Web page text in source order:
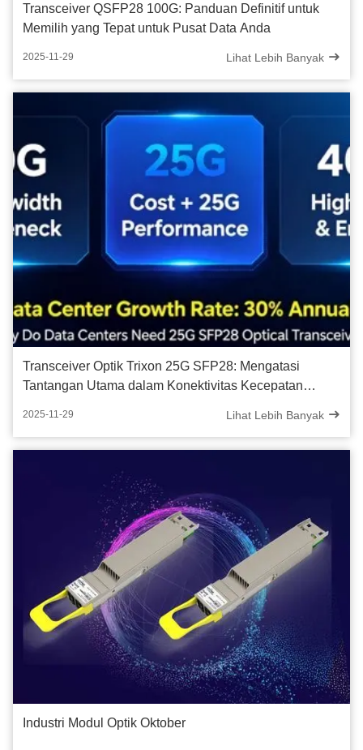
Transceiver QSFP28 100G: Panduan Definitif untuk
Memilih yang Tepat untuk Pusat Data Anda
2025-11-29 Lihat Lebih Banyak
Transceiver Optik Trixon 25G SFP28: Mengatasi
Tantangan Utama dalam Konektivitas Kecepatan
2025-11-29 Lihat Lebih Banyak
Industri Modul Optik Oktober